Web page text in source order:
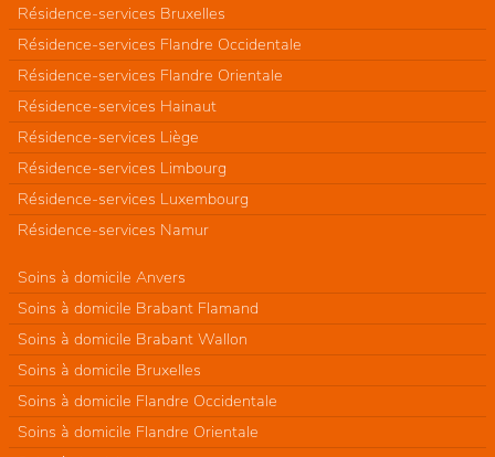
Résidence-services Bruxelles
Résidence-services Flandre Occidentale
Résidence-services Flandre Orientale
Résidence-services Hainaut
Résidence-services Liège
Résidence-services Limbourg
Résidence-services Luxembourg
Résidence-services Namur
Soins à domicile Anvers
Soins à domicile Brabant Flamand
Soins à domicile Brabant Wallon
Soins à domicile Bruxelles
Soins à domicile Flandre Occidentale
Soins à domicile Flandre Orientale